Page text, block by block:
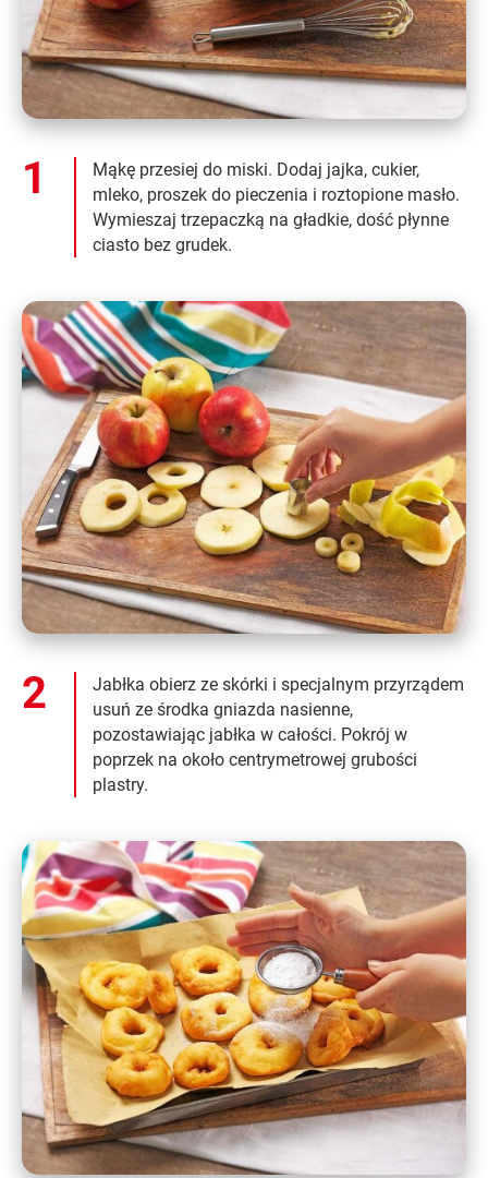
Mąkę przesiej do miski. Dodaj jajka, cukier,
mleko, proszek do pieczenia i roztopione masło.
Wymieszaj trzepaczką na gładkie, dość płynne
ciasto bez grudek.
Jabłka obierz ze skórki i specjalnym przyrządem
usuń ze środka gniazda nasienne,
pozostawiając jabłka w całości. Pokrój w
poprzek na około centrymetrowej grubości
plastry.